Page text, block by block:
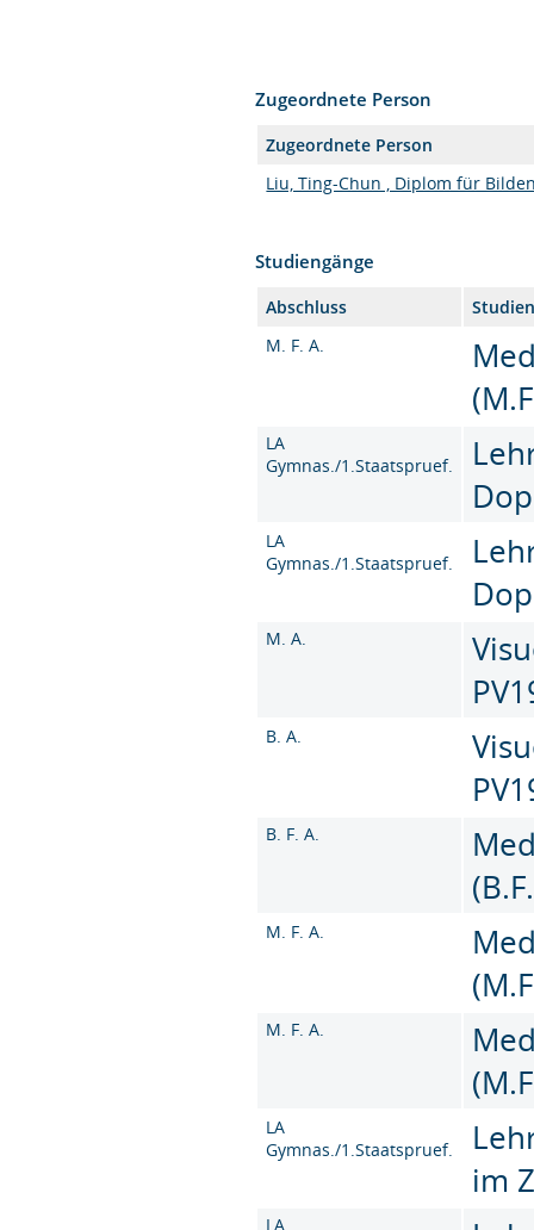
Zugeordnete Person
Zugeordnete Person
Liu, Ting-Chun , Diplom für
Studiengänge
Abschluss
M. F. A.
LA
Gymnas./1.Staatspruef.
LA
Gymnas./1.Staatspruef.
M. A.
B. A.
B. F. A.
M. F. A.
M. F. A.
LA
Gymnas./1.Staatspruef.
im
LA